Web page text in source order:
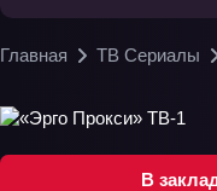
Главная ТВ Сериалы
В